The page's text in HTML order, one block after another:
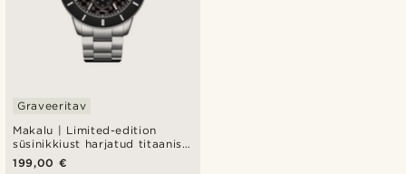
Makalu | Limited-edition
süsinikkiust harjatud titaanist
sukeldumiskäekell
Graveeritav
199,00 €